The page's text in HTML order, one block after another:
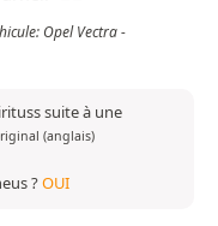
Opel Vectra -
suite à une
(anglais)
?OUI